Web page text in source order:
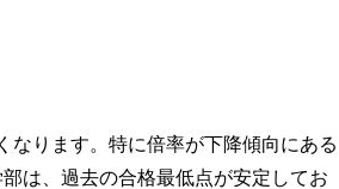
なります。特に倍率が下降傾向にある
は、過去の合格最低点が安定してお